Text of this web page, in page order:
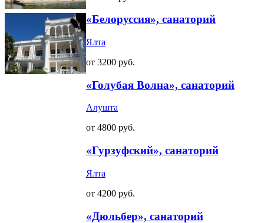
«Белоруссия», санаторий
Ялта
от 3200 руб.
«Голубая Волна», санаторий
Алушта
от 4800 руб.
«Гурзуфский», санаторий
Ялта
от 4200 руб.
«Дюльбер», санаторий